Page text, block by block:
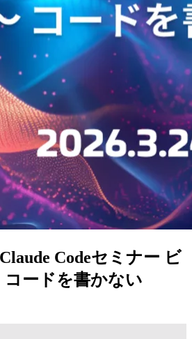
Codeセミナー ビ
コードを書かない